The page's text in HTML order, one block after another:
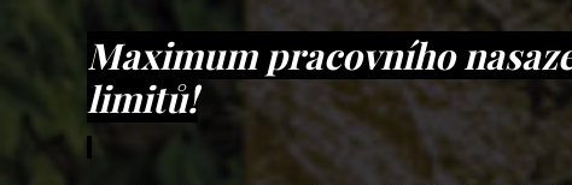
Maximum pracovního
limitů!